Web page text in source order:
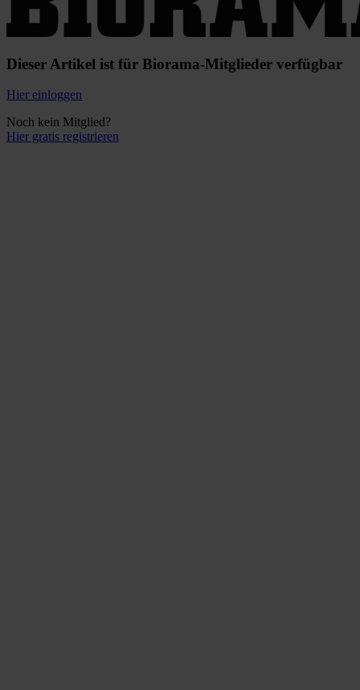
Dieser Artikel ist für Biorama-Mitglieder verfügbar
Hier einloggen
Noch kein Mitglied?
Hier gratis registrieren